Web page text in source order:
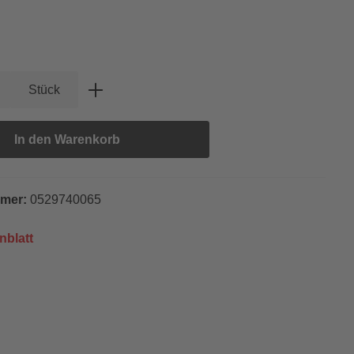
Gib den gewünschten Wert ein
Stück
In den Warenkorb
0529740065